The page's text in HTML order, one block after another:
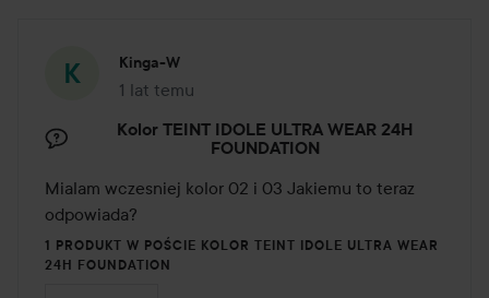
Kinga-W
1 lat temu
Post został utworzony 1 lat temu
Kolor TEINT IDOLE ULTRA WEAR 24H
FOUNDATION
Mialam wczesniej kolor 02 i 03 Jakiemu to teraz
odpowiada?
1 PRODUKT W POŚCIE KOLOR TEINT IDOLE ULTRA WEAR
24H FOUNDATION